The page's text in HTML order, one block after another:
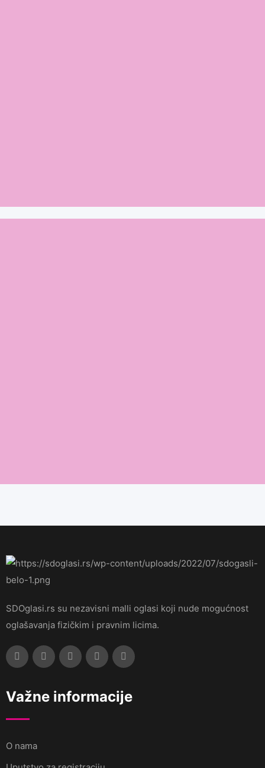
SDOglasi.rs su nezavisni malli oglasi koji nude mogućnost
oglašavanja fizičkim i pravnim licima.
Važne informacije
O nama